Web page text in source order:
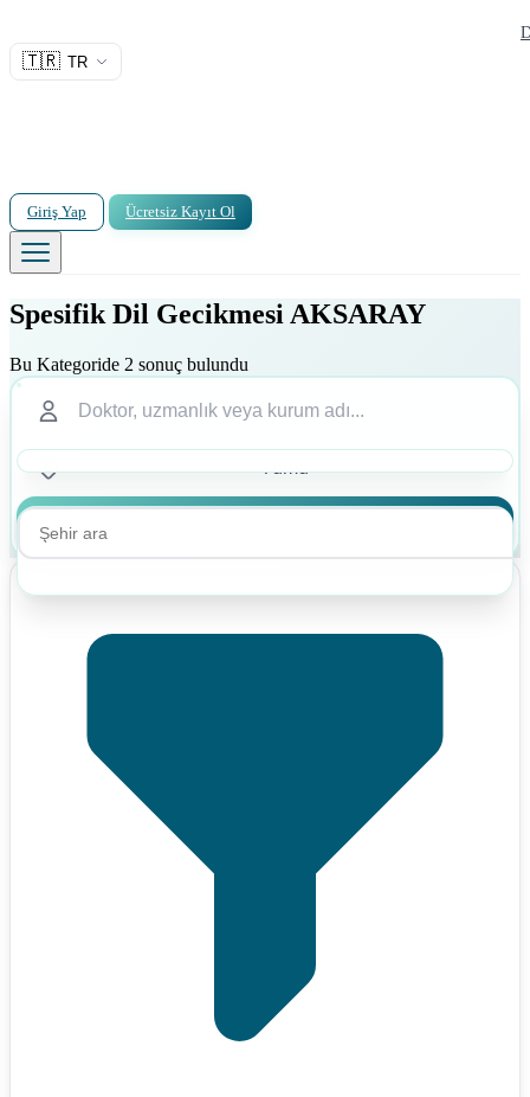
🇹🇷 TR
Giriş Yap Ücretsiz Kayıt Ol
Spesifik Dil Gecikmesi AKSARAY
Bu Kategoride 2 sonuç bulundu